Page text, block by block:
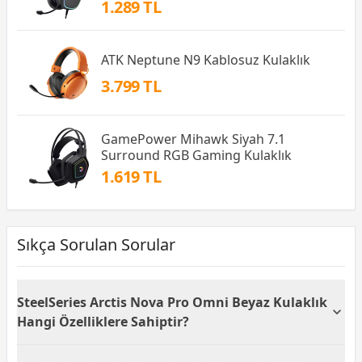
1.289 TL
ATK Neptune N9 Kablosuz Kulaklık
3.799 TL
GamePower Mihawk Siyah 7.1
Surround RGB Gaming Kulaklık
1.619 TL
Sıkça Sorulan Sorular
SteelSeries Arctis Nova Pro Omni Beyaz Kulaklık
Hangi Özelliklere Sahiptir?